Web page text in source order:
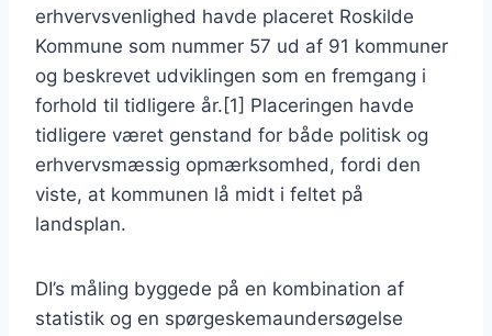
erhvervsvenlighed havde placeret Roskilde
Kommune som nummer 57 ud af 91 kommuner
og beskrevet udviklingen som en fremgang i
forhold til tidligere år.[1] Placeringen havde
tidligere været genstand for både politisk og
erhvervsmæssig opmærksomhed, fordi den
viste, at kommunen lå midt i feltet på
landsplan.
DI’s måling byggede på en kombination af
statistik og en spørgeskemaundersøgelse